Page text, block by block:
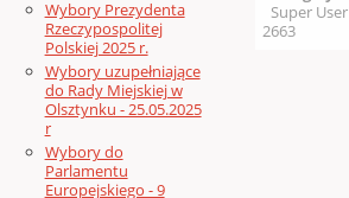
Wybory Prezydenta
Rzeczypospolitej
Polskiej 2025 r.
Wybory uzupełniające
do Rady Miejskiej w
Olsztynku - 25.05.2025
r
Wybory do
Parlamentu
Europejskiego - 9
Super User
2663